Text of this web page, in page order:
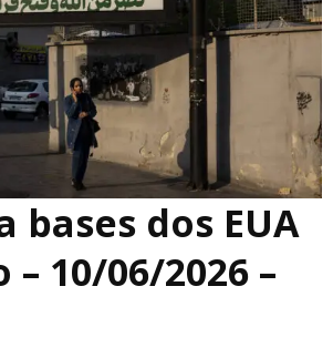
bases dos EUA
10/06/2026 –